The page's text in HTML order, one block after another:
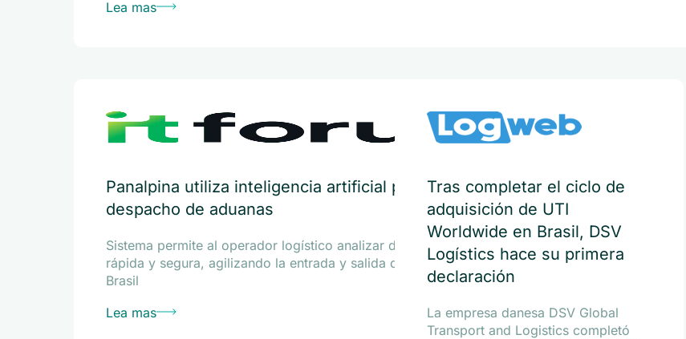
Lea mas
Panalpina utiliza inteligencia artificial para el
despacho de aduanas
Sistema permite al operador logístico analizar datos de forma
rápida y segura, agilizando la entrada y salida de mercancías de
Brasil
Lea mas
Tras completar el ciclo de
adquisición de UTI
Worldwide en Brasil, DSV
Logístics hace su primera
declaración
La empresa danesa DSV Global
Transport and Logistics completó